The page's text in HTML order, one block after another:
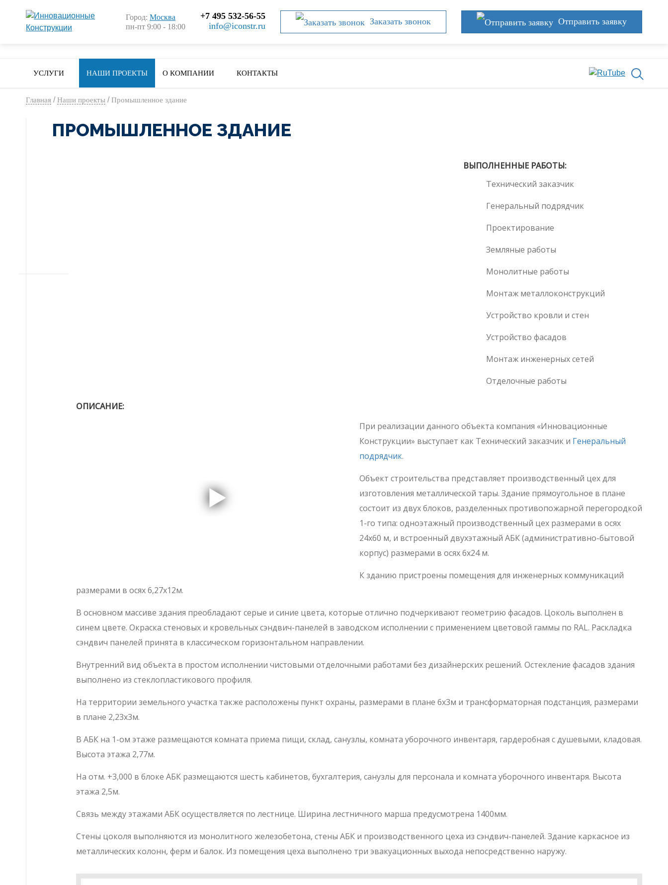
Город: Москва
пн-пт 9:00 - 18:00
+7 495 532-56-55
info@iconstr.ru
Заказать звонок Отправить заявку
УСЛУГИ НАШИ ПРОЕКТЫ О КОМПАНИИ КОНТАКТЫ
Главная /Наши проекты /Промышленное здание
ПРОМЫШЛЕННОЕ ЗДАНИЕ
ВЫПОЛНЕННЫЕ РАБОТЫ:
Технический заказчик
Генеральный подрядчик
Проектирование
Земляные работы
Монолитные работы
Монтаж металлоконструкций
Устройство кровли и стен
Устройство фасадов
Монтаж инженерных сетей
Отделочные работы
ОПИСАНИЕ:
При реализации данного объекта компания «Инновационные
Конструкции» выступает как Технический заказчик и Генеральный
подрядчик.
Объект строительства представляет производственный цех для
изготовления металлической тары. Здание прямоугольное в плане
состоит из двух блоков, разделенных противопожарной перегородкой
1-го типа: одноэтажный производственный цех размерами в осях
24х60 м, и встроенный двухэтажный АБК (административно-бытовой
корпус) размерами в осях 6х24 м.
К зданию пристроены помещения для инженерных коммуникаций
размерами в осях 6,27х12м.
В основном массиве здания преобладают серые и синие цвета, которые отлично подчеркивают геометрию фасадов. Цоколь выполнен в
синем цвете. Окраска стеновых и кровельных сэндвич-панелей в заводском исполнении с применением цветовой гаммы по RAL. Раскладка
сэндвич панелей принята в классическом горизонтальном направлении.
Внутренний вид объекта в простом исполнении чистовыми отделочными работами без дизайнерских решений. Остекление фасадов здания
выполнено из стеклопластикового профиля.
На территории земельного участка также расположены пункт охраны, размерами в плане 6х3м и трансформаторная подстанция, размерами
в плане 2,23х3м.
В АБК на 1-ом этаже размещаются комната приема пищи, склад, санузлы, комната уборочного инвентаря, гардеробная с душевыми, кладовая.
Высота этажа 2,77м.
На отм. +3,000 в блоке АБК размещаются шесть кабинетов, бухгалтерия, санузлы для персонала и комната уборочного инвентаря. Высота
этажа 2,5м.
Связь между этажами АБК осуществляется по лестнице. Ширина лестничного марша предусмотрена 1400мм.
Стены цоколя выполняются из монолитного железобетона, стены АБК и производственного цеха из сэндвич-панелей. Здание каркасное из
металлических колонн, ферм и балок. Из помещения цеха выполнено три эвакуационных выхода непосредственно наружу.